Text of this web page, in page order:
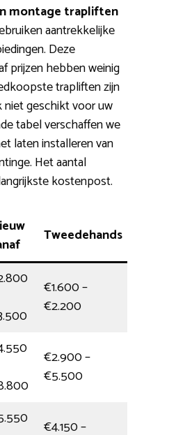
montage trapliften
aantrekkelijke
Deze
prijzen hebben weinig
trapliften zijn
niet geschikt voor uw
tabel verschaffen we
laten installeren van
Het aantal
kostenpost.
Tweedehands
€1.600 –
€2.200
€2.900 –
€5.500
€4.150 –